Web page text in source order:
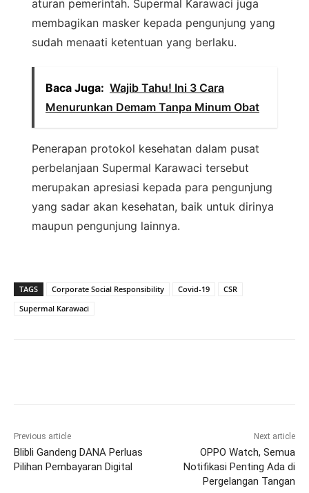
aturan pemerintah. Supermal Karawaci juga
membagikan masker kepada pengunjung yang
sudah menaati ketentuan yang berlaku.
Baca Juga: Wajib Tahu! Ini 3 Cara
Menurunkan Demam Tanpa Minum Obat
Penerapan protokol kesehatan dalam pusat
perbelanjaan Supermal Karawaci tersebut
merupakan apresiasi kepada para pengunjung
yang sadar akan kesehatan, baik untuk dirinya
maupun pengunjung lainnya.
TAGS Corporate Social Responsibility Covid-19
CSR
Supermal Karawaci
Previous article
Blibli Gandeng DANA Perluas
Pilihan Pembayaran Digital
Next article
OPPO Watch, Semua
Notifikasi Penting Ada di
Pergelangan Tangan